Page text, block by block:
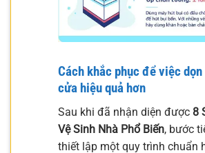
Cách khắc phục để việc dọn
cửa hiệu quả hơn
Sau khi đã nhận diện được 8
Vệ Sinh Nhà Phổ Biến, bước
thiết lập một quy trình chuẩn